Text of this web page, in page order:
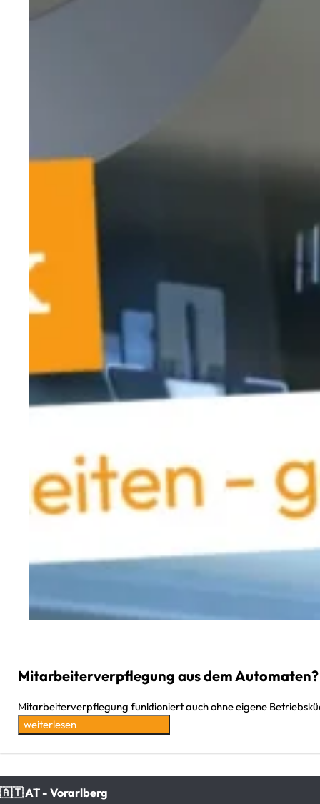
Mitarbeiterverpflegung aus dem Automaten?
Mitarbeiterverpflegung funktioniert auch ohne eigene
weiterlesen
🇦🇹 AT - Vorarlberg